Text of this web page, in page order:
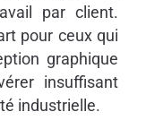
par client.
pour ceux qui
graphique
insuffisant
industrielle.